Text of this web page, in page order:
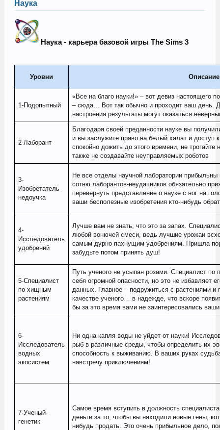
Наука
Наука - карьера базовой игры The Sims 3
Уровни Описание
1-Подопытный
«Все на благо науки!» – вот девиз настоящего
– сюда… Вот так обычно и проходит ваш день.
настроения результаты могут оказаться
2-Лаборант
Благодаря своей преданности науке вы
и вы заслужите право на белый халат и доступ
спокойно дожить до этого времени, не трогайте
также не создавайте неуправляемых роботов
3-
Изобретатель-
недоучка
Не все отделы научной лаборатории
сотню лаборантов-неудачников обязательно
перевернуть представление о науке с ног на
ваши бесполезные изобретения кто-нибудь
4-
Исследователь
удобрений
Лучше вам не знать, что это за запах.
любой вонючей смеси, ведь лучшие урожаи
самым дурно пахнущим удобрениям. Пришла
забудьте потом принять душ!
5-Специалист
по хищным
растениям
Путь ученого не усыпан розами. Специалист по
себя огромной опасности, но это не избавляет
данных. Главное – подружиться с растениями и
качестве ученого… в надежде, что вскоре
бы за это время вами не заинтересовались
6-
Исследователь
водных
экосистем
Ни одна капля воды не уйдет от науки!
рыб в различные среды, чтобы определить их
способность к выживанию. В ваших руках
навстречу приключениям!
7-Ученый-
генетик
Самое время вступить в должность
деньги за то, чтобы вы находили новые гены,
нибудь продать. Это очень прибыльное дело,